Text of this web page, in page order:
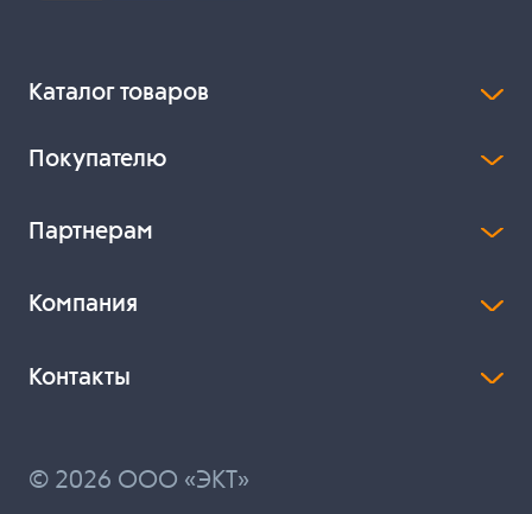
Каталог товаров
Покупателю
Партнерам
Компания
Контакты
© 2026 ООО «ЭКТ»